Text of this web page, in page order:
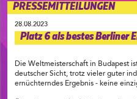
PRESSEMITTEILUNGEN
28.08.2023
Platz 6 als bestes Berliner
Die Weltmeisterschaft in Budapest
deutscher Sicht, trotz vieler guter
ernüchterndes Ergebnis - keine